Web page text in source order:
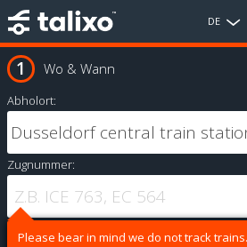
DE
Wo & Wann
Abholort:
Zugnummer:
Please bear in mind we do not track